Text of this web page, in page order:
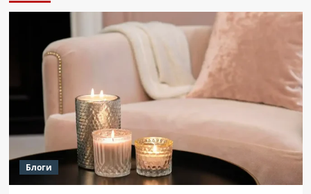
Блоги